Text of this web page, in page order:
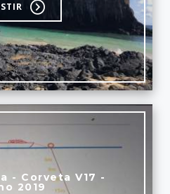
- Corveta V17 -
2019